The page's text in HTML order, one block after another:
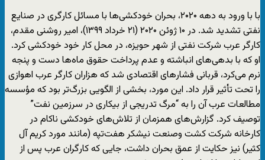
با با ورود به دهه ۲۰۲۰، بحران خودکشی‌ها با مسائل کارگری در صنایع
نفتی تشدید شد. در ۱۰ ژوئن ۲۰۲۰ (۲۱ خرداد ۱۳۹۹)، امیر روشنی مقدم،
کارگر عرب شرکت نفتی از شهر حویزه، در محل کار خود خودکشی کرد.
او که با بدهی‌های انباشته و عدم پرداخت حقوق ماه‌ها دست و پنجه
نرم می‌کرد، قربانی فشارهای اقتصادی شد که هزاران کارگر عرب اهوازی
را تحت تأثیر قرار داد. این مورد، بخشی از الگویی بزرگ‌تر بود که مؤسسه
مطالعات عرب آن را به “مرگ تدریجی از بیکاری در سرزمین نفت”
توصیف کرد. گزارش‌های همزمان از تلاش‌های خودکشی ناکام در
كارخانه شركت كشت وصنعت نيشكر هفت‌تپه (مانند مورد کریم آل
کثیر) نیز حکایت از عمق بحران داشت، جایی که کارگران عرب پس از